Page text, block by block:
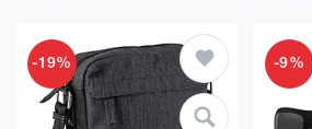
-19% -9%